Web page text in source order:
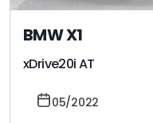
BMW X1
xDrive20i AT
05/2022